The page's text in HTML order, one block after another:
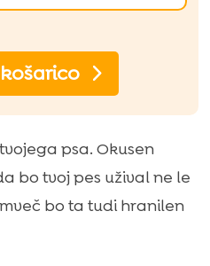
psa. Okusen
bo tvoj pes užival ne le
bo ta tudi hranilen